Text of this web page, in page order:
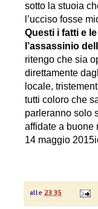
sotto la stuoia
l’ucciso fosse
Questi i fatti e
l’assassinio
ritengo che sia
direttamente
locale,
tutti coloro che
parleranno solo
affidate a buone
14 maggio 2015
alle 23:35